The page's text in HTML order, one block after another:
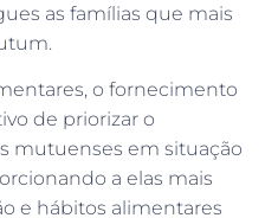
as famílias que mais
o fornecimento
de priorizar o
mutuenses em situação
a elas mais
e hábitos alimentares